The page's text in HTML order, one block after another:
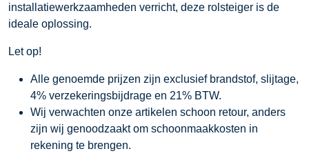
installatiewerkzaamheden verricht, deze rolsteiger is de
ideale oplossing.
Let op!
Alle genoemde prijzen zijn exclusief brandstof, slijtage,
4% verzekeringsbijdrage en 21% BTW.
Wij verwachten onze artikelen schoon retour, anders
zijn wij genoodzaakt om schoonmaakkosten in
rekening te brengen.